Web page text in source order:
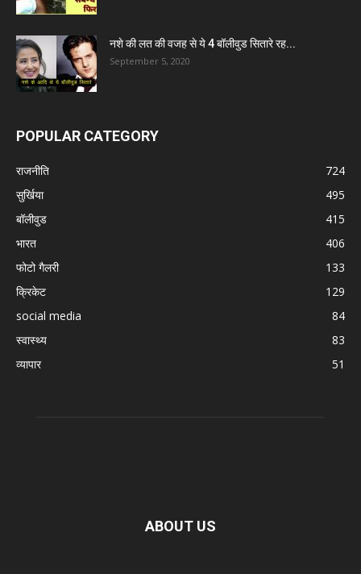
नशे की लत की वजह से ये 4 बॉलीवुड सितारे रह...
September 5, 2020
POPULAR CATEGORY
राजनीति
724
सुर्खिया
495
बॉलीवुड
415
भारत
406
फोटो गैलरी
133
क्रिकेट
129
social media
84
स्वास्थ्य
83
व्यापार
51
ABOUT US